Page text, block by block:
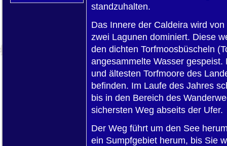
standzuhalten.
Das Innere der Caldeira wird
zwei Lagunen dominiert. Diese
den dichten Torfmoosbüscheln
angesammelte Wasser
und ältesten Torfmoore des
befinden. Im Laufe des Jahres
bis in den Bereich des
sichersten Weg abseits der Ufer.
Der Weg führt um den See
ein Sumpfgebiet herum, bis Sie